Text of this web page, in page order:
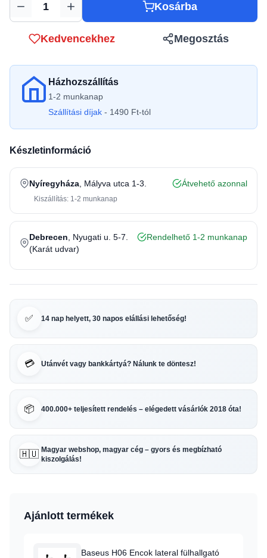
Mennyiség Kosárba
Kedvencekhez Megosztás
Házhozszállítás
1-2 munkanap
Szállítási díjak - 1490 Ft-tól
Készletinformáció
Nyíregyháza , Mályva utca 1-3. Átvehető azonnal
Kiszállítás: 1-2 munkanap
Debrecen , Nyugati u. 5-7.
(Karát udvar)
Rendelhető 1-2 munkanap
✅ 14 nap helyett, 30 napos elállási lehetőség!
💳 Utánvét vagy bankkártyá? Nálunk te döntesz!
📦 400.000+ teljesített rendelés – elégedett vásárlók 2018 óta!
🇭🇺 Magyar webshop, magyar cég – gyors és megbízható
kiszolgálás!
Ajánlott termékek
Baseus H06 Encok lateral fülhallgató